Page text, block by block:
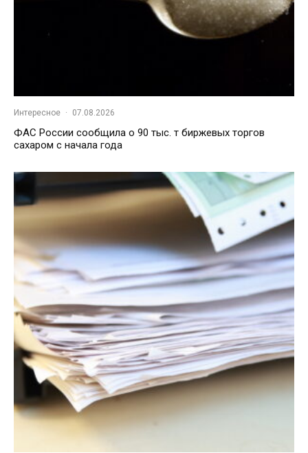
Интересное · 07.08.2026
ФАС России сообщила о 90 тыс. т биржевых торгов
сахаром с начала года